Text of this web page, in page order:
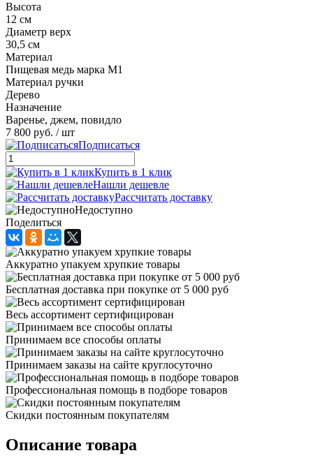
Высота
12 см
Диаметр верх
30,5 см
Материал
Пищевая медь марка М1
Материал ручки
Дерево
Назначение
Варенье, джем, повидло
7 800 руб. / шт
Подписаться
Купить в 1 клик
Нашли дешевле
Рассчитать доставку
Недоступно
Поделиться
Аккуратно упакуем хрупкие товары
Бесплатная доставка при покупке от 5 000 руб
Весь ассортимент сертифицирован
Принимаем все способы оплаты
Принимаем заказы на сайте круглосуточно
Профессиональная помощь в подборе товаров
Скидки постоянным покупателям
Описание товара